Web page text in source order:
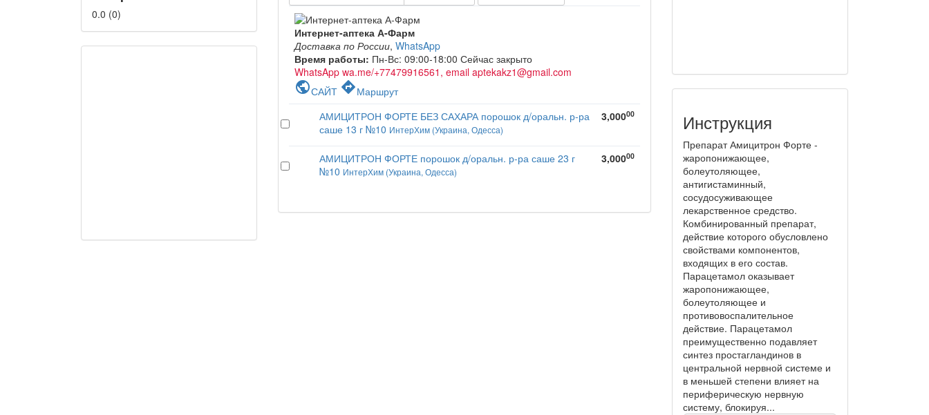
0.0 (0)
Интернет-аптека А-Фарм
Доставка по России, WhatsApp
Время работы: Пн-Вс: 09:00-18:00 Сейчас закрыто
WhatsApp wa.me/+77479916561, email aptekakz1@gmail.com
publicСАЙТ directionsМаршрут
АМИЦИТРОН ФОРТЕ БЕЗ САХАРА порошок д/оральн. р-ра
саше 13 г №10 ИнтерХим (Украина, Одесса)
3,00000
АМИЦИТРОН ФОРТЕ порошок д/оральн. р-ра саше 23 г
№10 ИнтерХим (Украина, Одесса)
3,00000
Инструкция
Препарат Амицитрон Форте -
жаропонижающее,
болеутоляющее,
антигистаминный,
сосудосуживающее
лекарственное средство.
Комбинированный препарат,
действие которого обусловлено
свойствами компонентов,
входящих в его состав.
Парацетамол оказывает
жаропонижающее,
болеутоляющее и
противовоспалительное
действие. Парацетамол
преимущественно подавляет
синтез простагландинов в
центральной нервной системе и
в меньшей степени влияет на
периферическую нервную
систему, блокируя...